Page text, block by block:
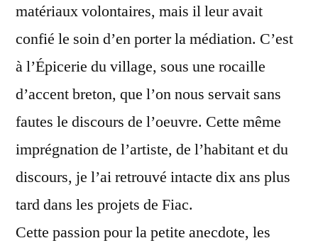
matériaux volontaires, mais il leur avait
confié le soin d’en porter la médiation. C’est
à l’Épicerie du village, sous une rocaille
d’accent breton, que l’on nous servait sans
fautes le discours de l’oeuvre. Cette même
imprégnation de l’artiste, de l’habitant et du
discours, je l’ai retrouvé intacte dix ans plus
tard dans les projets de Fiac.
Cette passion pour la petite anecdote, les